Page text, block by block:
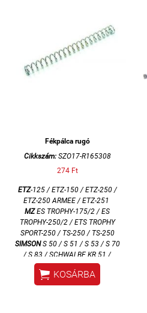
Fékpálca rugó
Cikkszám:SZO17-R165308
274 Ft
ETZ-125 / ETZ-150 / ETZ-250 /
ETZ-250 ARMEE / ETZ-251
MZES TROPHY-175/2 / ES
TROPHY-250/2 / ETS TROPHY
SPORT-250 / TS-250 / TS-250
SIMSONS 50 / S 51 / S 53 / S 70
/ S 83 / SCHWALBE KR 51 /
SPERBER / STAR
 KOSÁRBA